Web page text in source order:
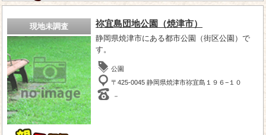
現地未調査 祢宜島団地公園（焼津市）
静岡県焼津市にある都市公園（街区公園）で
す。
公園
〒425-0045 静岡県焼津市祢宜島１９６−１０
－